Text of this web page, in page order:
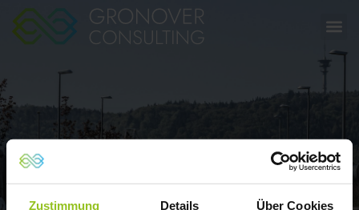
Zustimmung Details Über Cookies
Aktuelles